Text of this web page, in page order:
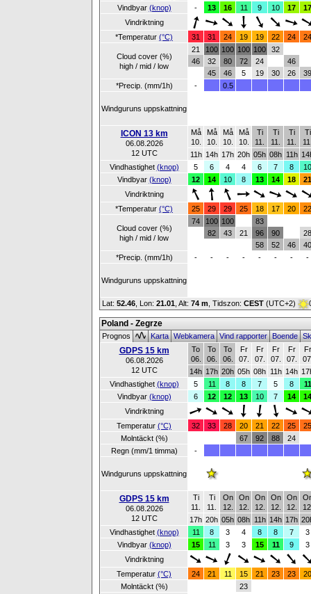
Vindbyar (knop) - 13 16 11 9 10 17
17
Vindriktning
*Temperatur (°C) 31 31 24 19 19 22 24 24
Cloud cover (%)
high / mid / low
21
46
100
32
45
100
80
46
100
72
5
100
24
19
32
30
46
26
39
*Precip. (mm/1h)
- 0.5
Windguruns uppskattning
ICON 13 km
06.08.2026
12 UTC
Må
10.
Må
10.
Må
10.
Må
10.
Ti
11.
Ti
11.
Ti
11.
Ti
11h 14h 17h 20h 05h 08h 11h
Vindhastighet (knop) 5 6 4 4 6 7 8
10
Vindbyar (knop) 12 14 10 8 13 14 18
21
Vindriktning
*Temperatur (°C) 25 29 29 25 18 17 20 22
Cloud cover (%)
high / mid / low
74
100
82
100
43
21
83
96
58
90
52
46
28
40
*Precip. (mm/1h)
- - - - - - - -
Windguruns uppskattning
Lat: 52.46 , Lon: 21.01 Alt: 74 m , Tidszon: CEST (UTC+2)
Poland - Zegrze
Prognos KartaWebkameraVind rapporterBoende
GDPS 15 km
06.08.2026
12 UTC
To
06.
To
06.
To
06.
Fr
07.
Fr
07.
Fr
07.
Fr
07.
Fr
14h 17h 20h 05h 08h 11h 14h
Vindhastighet (knop) 5 11 8 8 7 5 8
11
Vindbyar (knop) 6 12 12 13 10 7 14
14
Vindriktning
Temperatur (°C) 32 33 28 20 21 22 25
25
Molntäckt (%)
67 92 88
24
Regn (mm/1 timma)
-
Windguruns uppskattning
GDPS 15 km
06.08.2026
12 UTC
Ti
11.
Ti
11.
On
12.
On
12.
On
12.
On
12.
On
12.
17h 20h 05h 08h 11h 14h 17h
Vindhastighet (knop) 11 8 3 4 8 8 7
3
Vindbyar (knop) 15 11 3 3 15 11 9
3
Vindriktning
Temperatur (°C) 24 21 11 15 21 23 23
20
Molntäckt (%)
23